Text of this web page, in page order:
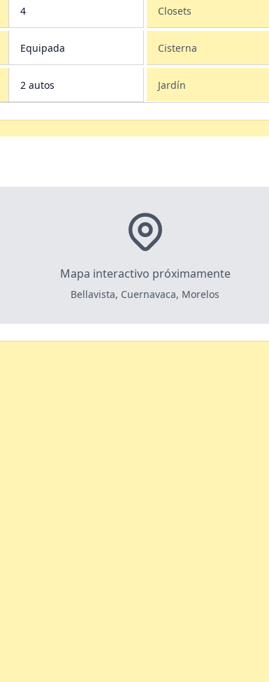
4 Closets
Equipada Cisterna
2 autos Jardín
Mapa interactivo próximamente
Bellavista, Cuernavaca, Morelos